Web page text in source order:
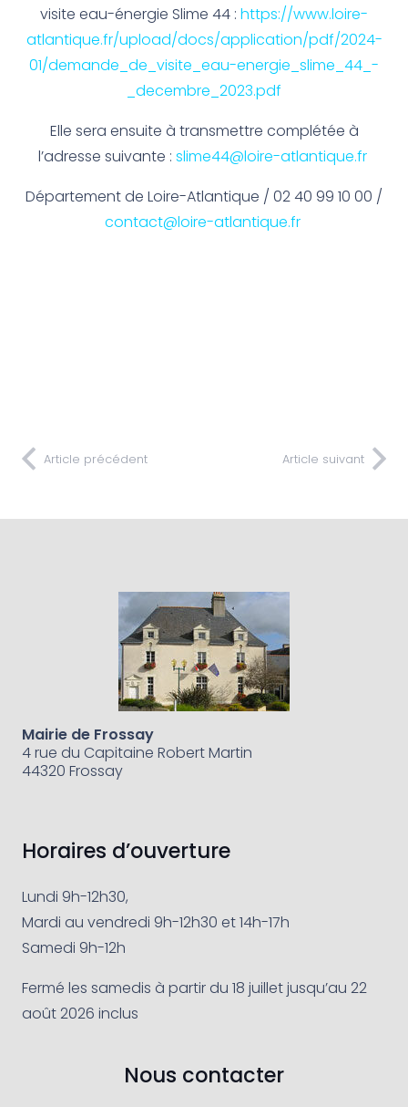
visite eau-énergie Slime 44 : https://www.loire-
atlantique.fr/upload/docs/application/pdf/2024-
01/demande_de_visite_eau-energie_slime_44_-
_decembre_2023.pdf
Elle sera ensuite à transmettre complétée à
l’adresse suivante : slime44@loire-atlantique.fr
Département de Loire-Atlantique / 02 40 99 10 00 /
contact@loire-atlantique.fr
Article précédent Article suivant
Mairie de Frossay
4 rue du Capitaine Robert Martin
44320 Frossay
Horaires d’ouverture
Lundi 9h-12h30,
Mardi au vendredi 9h-12h30 et 14h-17h
Samedi 9h-12h
Fermé les samedis à partir du 18 juillet jusqu’au 22
août 2026 inclus
Nous contacter